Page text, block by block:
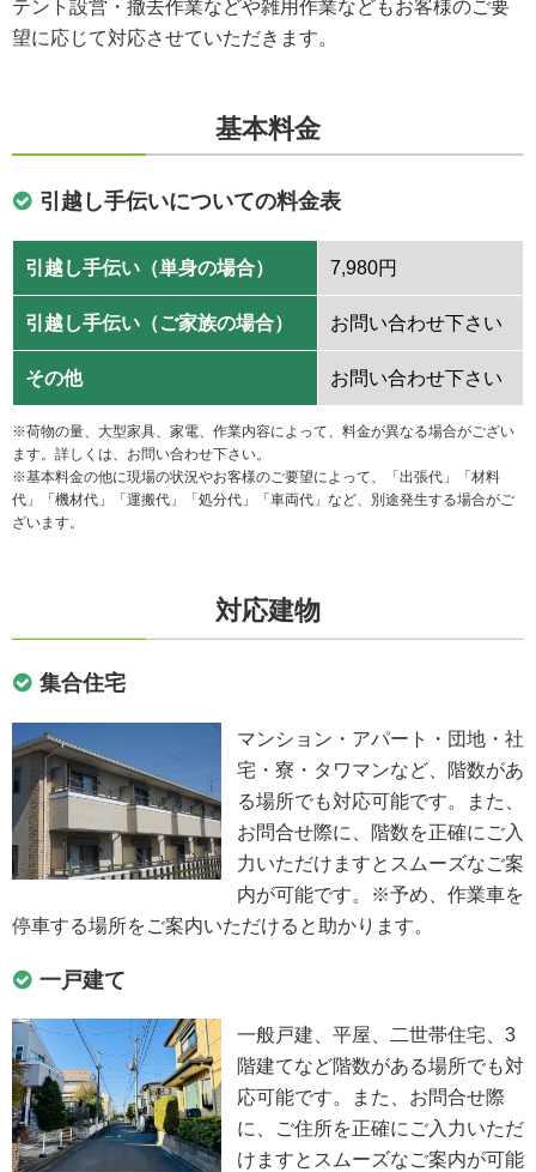
テント設営・撤去作業などや雑用作業などもお客様のご要
望に応じて対応させていただきます。
基本料金
引越し手伝いについての料金表
引越し手伝い（単身の場合） 7,980円
引越し手伝い（ご家族の場合） お問い合わせ下さい
その他 お問い合わせ下さい
※荷物の量、大型家具、家電、作業内容によって、料金が異なる場合がござい
ます。詳しくは、お問い合わせ下さい。
※基本料金の他に現場の状況やお客様のご要望によって、「出張代」「材料
代」「機材代」「運搬代」「処分代」「車両代」など、別途発生する場合がご
ざいます。
対応建物
集合住宅
マンション・アパート・団地・社
宅・寮・タワマンなど、階数があ
る場所でも対応可能です。また、
お問合せ際に、階数を正確にご入
力いただけますとスムーズなご案
内が可能です。※予め、作業車を
停車する場所をご案内いただけると助かります。
一戸建て
一般戸建、平屋、二世帯住宅、3
階建てなど階数がある場所でも対
応可能です。また、お問合せ際
に、ご住所を正確にご入力いただ
けますとスムーズなご案内が可能